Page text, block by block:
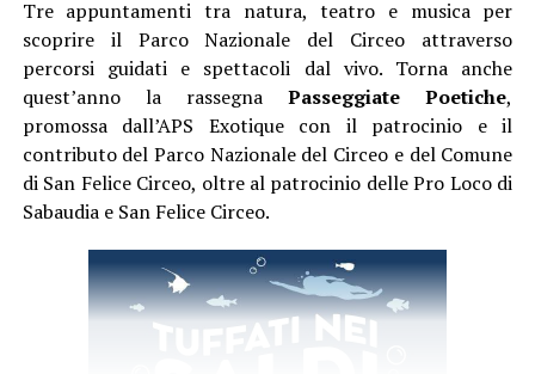
Camminando nel borgo si incroceranno proposte
artistiche per tutti i gusti. Presso l’Infermeria dei
Conversi andrà in scena lo spettacolo di teatro-danza
“Le Donne del Fuoco” a cura di Piedi Scalzi, un’opera
intensa ispirata all’universo femminile medievale,
mentre la Grande Arena si accenderà con le maestose
esibizioni di danza con il fuoco e teatro fisico della
compagnia Una Lamp.
Una delle grandi novità di questa edizione sarà la visita
straordinaria del laghetto nel Giardino degli Ulivi del
Tre appuntamenti tra natura, teatro e musica per
scoprire il Parco Nazionale del Circeo attraverso
percorsi guidati e spettacoli dal vivo. Torna anche
quest’anno la rassegnaPasseggiate Poetiche,
promossa dall’APS Exotique con il patrocinio e il
contributo del Parco Nazionale del Circeo e del Comune
di San Felice Circeo, oltre al patrocinio delle Pro Loco di
Sabaudia e San Felice Circeo.